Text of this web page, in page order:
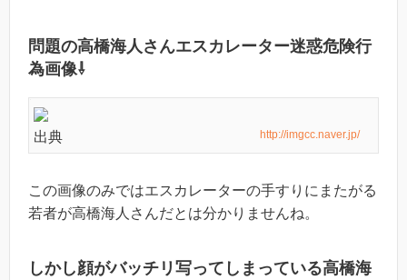
問題の高橋海人さんエスカレーター迷惑危険行
為画像⇩
出典 http://imgcc.naver.jp/
この画像のみではエスカレーターの手すりにまたがる
若者が高橋海人さんだとは分かりませんね。
しかし顔がバッチリ写ってしまっている高橋海